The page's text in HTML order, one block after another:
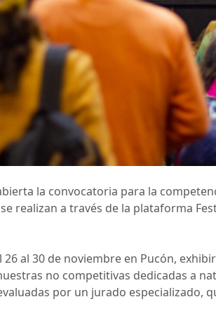
la convocatoria para la
realizan a través de la plataforma
26 al 30 de noviembre en Pucón,
no competitivas dedicadas a
por un jurado especializado,